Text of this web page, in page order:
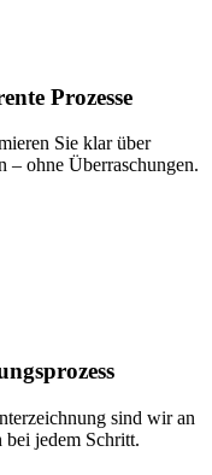
Prozesse
Sie klar über
– ohne Überraschungen.
sind wir an
bei jedem Schritt.